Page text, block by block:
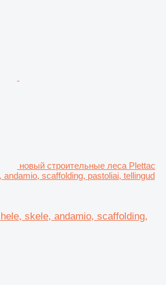
новый строительные леса Plettac
scaffolding, pastoliai, tellingud
skele, andamio, scaffolding,